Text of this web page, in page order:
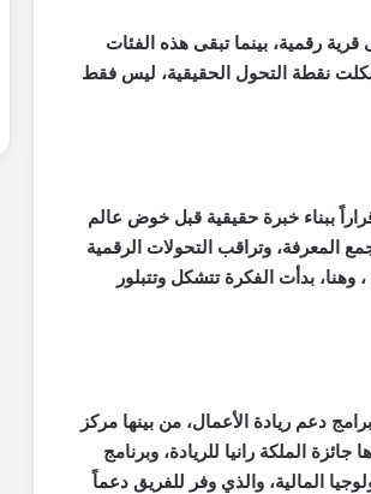
رقمية، بينما تبقى هذه الفئات
نقطة التحول الحقيقية، ليس فقط
هديل، خريجة الهندسة الصناعية عام 2016، انها اتخذت منذ عام 2017 قراراً ببناء خبرة حقيقية قبل خوض عالم
المعرفة، وتراقب التحولات الرقمية
، وهنا، بدأت الفكرة تتشكل وتتبلور
برامج دعم ريادة الأعمال، من بينها مركز
الملكة رانيا للريادة، وبرنامج
المالية، والذي وفر للفريق دعماً